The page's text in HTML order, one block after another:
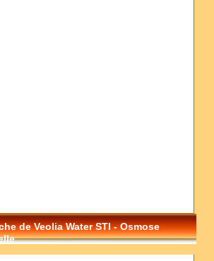
de Veolia Water STI - Osmose